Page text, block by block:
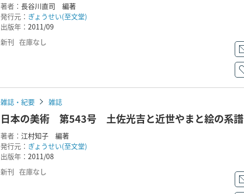
著者： 長谷川直司 編著
発行元： ぎょうせい(至文堂)
出版年： 2011/09
新刊 在庫なし
雑誌・紀要 雑誌
日本の美術 第543号 土佐光吉と近世やまと絵の系譜
著者： 江村知子 編著
発行元： ぎょうせい(至文堂)
出版年： 2011/08
新刊 在庫なし